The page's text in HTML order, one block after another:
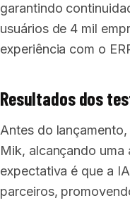
garantindo
usuários de 4 mil
experiência com o
Resultados dos
Antes do
Mik, alcançando
expectativa é que a
parceiros,